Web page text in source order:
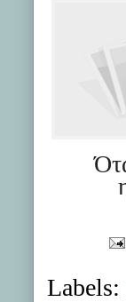
Labels: